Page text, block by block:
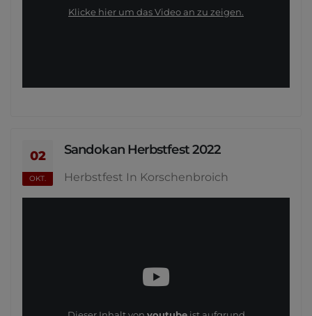
Klicke hier um das Video an zu zeigen.
02
OKT.
Sandokan Herbstfest 2022
Herbstfest In Korschenbroich